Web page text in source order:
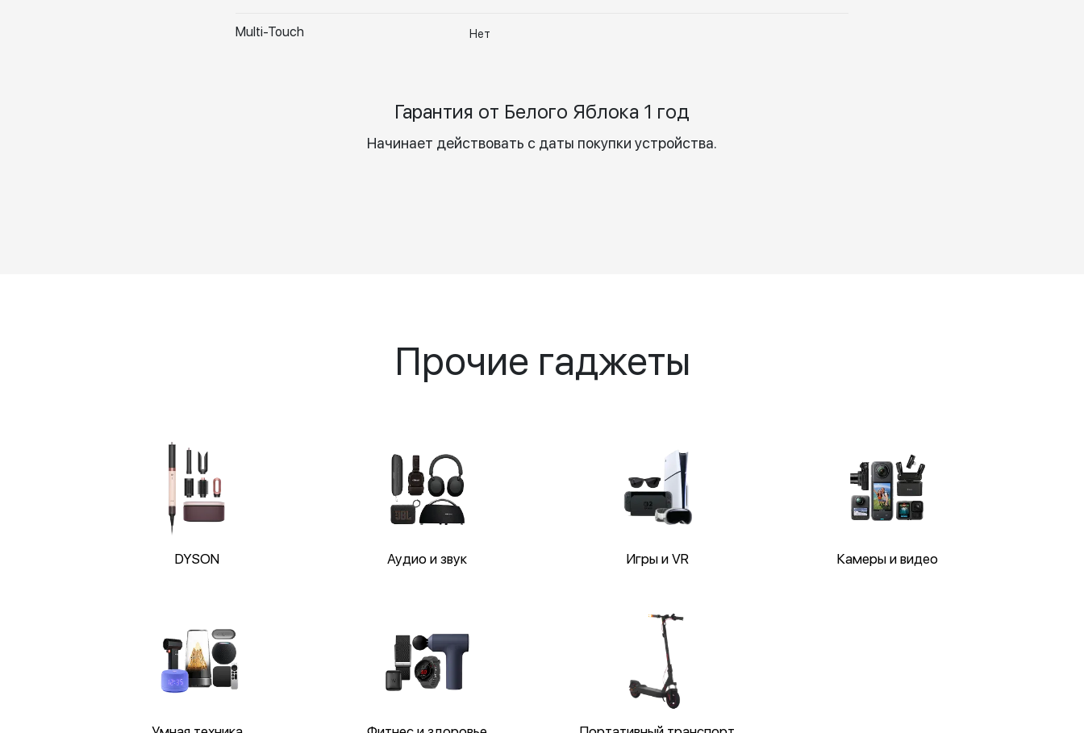
Multi-Touch Нет
Гарантия от Белого Яблока 1 год
Начинает действовать с даты покупки устройства.
Прочие гаджеты
DYSON Аудио и звук Игры и VR Камеры и видео